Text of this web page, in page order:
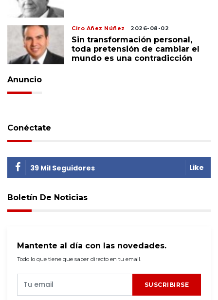
Ciro Añez Núñez 2026-08-02
Sin transformación personal,
toda pretensión de cambiar el
mundo es una contradicción
Anuncio
Conéctate
39 Mil Seguidores Like
Boletín De Noticias
Mantente al día con las novedades.
Todo lo que tiene que saber directo en tu email.
SUSCRIBIRSE